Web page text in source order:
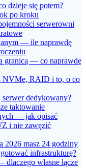
dzieje się potem?
po kroku
serwerowni
— ile naprawdę
granicą — co naprawdę
NVMe, RAID i to, o co
dedykowany?
taktowanie
— jak opisać
i nie zawęzić
2026 masz 24 godziny
infrastrukturę?
własne łącze